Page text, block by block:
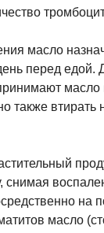
масло
перед едой.
масло
также втирать
снимая
на
масло